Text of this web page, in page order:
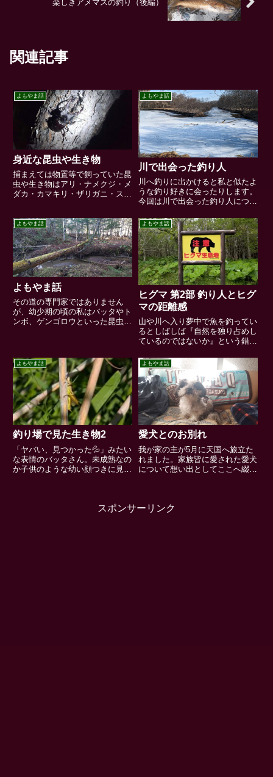
楽しきアメマスの釣り（後編）
関連記事
よもやま話
身近な昆虫や生き物
捕まえては物置等で飼っていた昆
虫や生き物はアリ・ナメクジ・メ
ダカ・カマキリ・ザリガニ・スズ
き物を幼少期の思い出と共に掲載
してみました。この年になっても
クワガタ・カブトムシは好き...
よもやま話
川で出会った釣り人
川へ釣りに出かけると私と似たよ
うな釣り好きに会ったりします。
今回は川で出会った釣り人につい
い出を書いてみたいと思います。
上の写真は春に相棒の先輩とやっ
てきた思い出の川。残念ながら氷
に閉ざされていました😞ガーン
😨...
よもやま話
よもやま話
その道の専門家ではありません
が、幼少期の頃の私はバッタやト
ンボ、ゲンゴロウといった昆虫
た。「あの虫を捕まえたい」とい
う気持ちは今の自分の釣りと何も
変わっ...
よもやま話
ヒグマ 第2部 釣り人とヒグ
マの距離感
山や川へ入り夢中で魚を釣ってい
るとしばしば『自然を独り占めし
ているのではないか』という錯覚
ごろごろした渓流でヒグマの気配
を感じた瞬間「はっ」と我に返
り、冷静な自分の意識に戻ること
は少なくない。前回に引き続き、
釣...
よもやま話
釣り場で見た生き物2
「ヤバい、見つかった💦」みたい
な表情のバッタさん。未成熟なの
か子供のような幼い顔つきに見え
時だったか、鳥のように長距離を
よもやま話
愛犬とのお別れ
我が家の主が5月に天国へ旅立た
れました。家族皆に愛された愛犬
について想い出としてここへ綴り
子供たちが家へ連れて帰って来ま
スポンサーリンク